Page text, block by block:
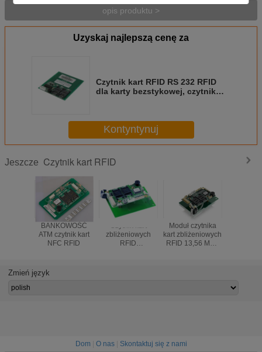
opis produktu >
Uzyskaj najlepszą cenę za
Czytnik kart RFID RS 232 RFID
dla karty bezstykowej, czytnik
Kontyntynuj
Jeszcze Czytnik kart RFID
BANKOWOŚĆ
ATM czytnik kart
NFC RFID
Czytnik kart
zbliżeniowych
RFID
Moduł czytnika
kart zbliżeniowych
RFID 13,56 MHz
Zmień język
Dom O nas| Skontaktuj się z nami